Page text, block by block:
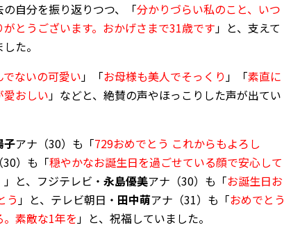
自分を振り返りつつ、「分かりづらい私のこと、いつ
とうございます。おかげさまで31歳です」と、支えて
た。
ないの可愛い」「お母様も美人でそっくり」「素直に
おしい」などと、絶賛の声やほっこりした声が出てい
子アナ（30）も「729おめでとう これからもよろし
30）も「穏やかなお誕生日を過ごせている顔で安心して
」と、フジテレビ・ 永島優美アナ（30）も「お誕生日お
う」と、テレビ朝日・ 田中萌アナ（31）も「おめでとう
素敵な1年を」と、祝福していました。